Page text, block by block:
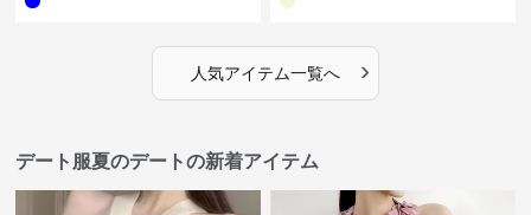
人気アイテム一覧へ ›
デート服夏のデートの新着アイテム